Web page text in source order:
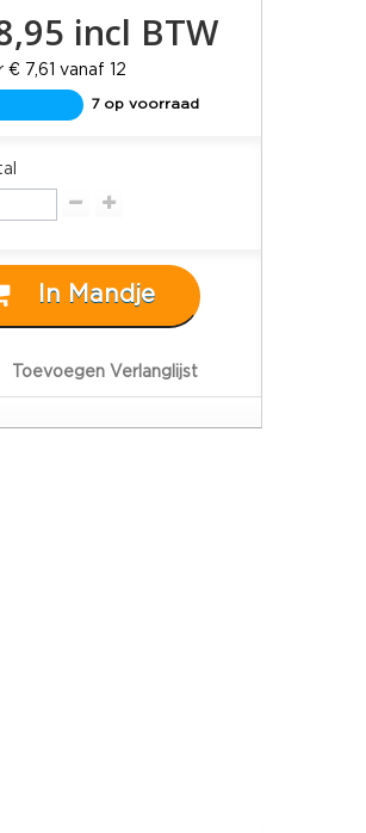
incl BTW
€ 7,61 vanaf 12
7 op voorraad
In Mandje
Toevoegen Verlanglijst